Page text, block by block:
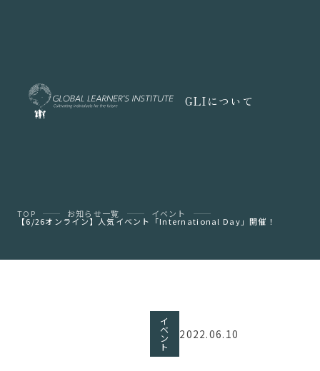
GLIについて
TOP お知らせ一覧 イベント
【6/26オンライン】人気イベント「International Day」開催！
イ
ベ
ン
ト
2022.06.10